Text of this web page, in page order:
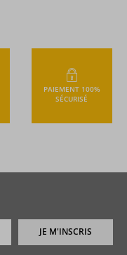
PAIEMENT 100%
SÉCURISÉ
JE M'INSCRIS